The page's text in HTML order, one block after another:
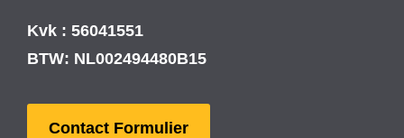
Kvk : 56041551
BTW: NL002494480B15
Contact Formulier